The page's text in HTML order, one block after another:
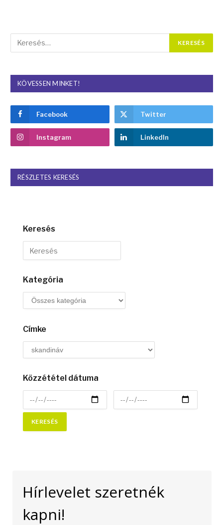
KÖVESSEN MINKET!
Facebook Twitter
Instagram LinkedIn
RÉSZLETES KERESÉS
Keresés
Kategória
Címke
Közzététel dátuma
Hírlevelet szeretnék
kapni!